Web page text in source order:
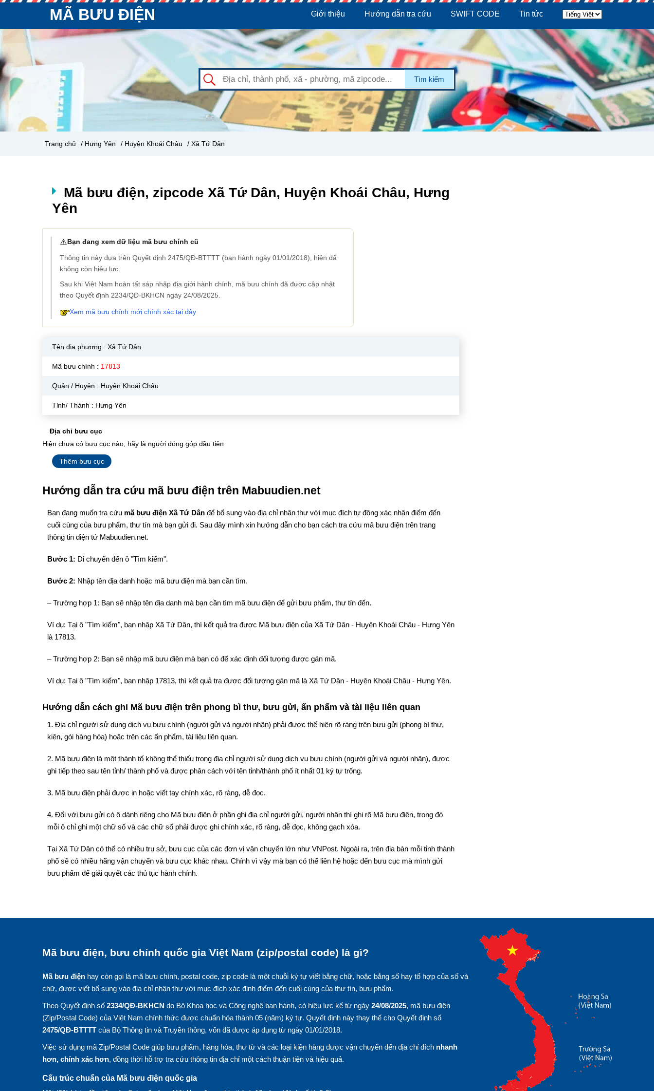
MÃ BƯU ĐIỆN Giới thiệu Hướng dẫn tra cứu SWIFT CODE Tin tức
Tìm kiếm
Trang chủ / Hưng Yên / Huyện Khoái Châu / Xã Tứ Dân
Mã bưu điện, zipcode Xã Tứ Dân, Huyện Khoái Châu, Hưng
Yên
⚠️Bạn đang xem dữ liệu mã bưu chính cũ
Thông tin này dựa trên Quyết định 2475/QĐ-BTTTT (ban hành ngày 01/01/2018), hiện đã
không còn hiệu lực.
Sau khi Việt Nam hoàn tất sáp nhập địa giới hành chính, mã bưu chính đã được cập nhật
theo Quyết định 2234/QĐ-BKHCN ngày 24/08/2025.
Xem mã bưu chính mới chính xác tại đây
Tên địa phương : Xã Tứ Dân
Mã bưu chính : 17813
Quận / Huyện : Huyện Khoái Châu
Tỉnh/ Thành : Hưng Yên
Địa chỉ bưu cục
Hiện chưa có bưu cục nào, hãy là người đóng góp đầu tiên
Thêm bưu cục
Hướng dẫn tra cứu mã bưu điện trên Mabuudien.net
Bạn đang muốn tra cứu mã bưu điện Xã Tứ Dân để bổ sung vào địa chỉ nhận thư với mục đích tự động xác nhận điểm đến
cuối cùng của bưu phẩm, thư tín mà bạn gửi đi. Sau đây mình xin hướng dẫn cho bạn cách tra cứu mã bưu điện trên trang
thông tin điện tử Mabuudien.net.
Bước 1: Di chuyển đến ô "Tìm kiếm".
Bước 2: Nhập tên địa danh hoặc mã bưu điện mà bạn cần tìm.
– Trường hợp 1: Bạn sẽ nhập tên địa danh mà bạn cần tìm mã bưu điện để gửi bưu phẩm, thư tín đến.
Ví dụ: Tại ô "Tìm kiếm", bạn nhập Xã Tứ Dân, thì kết quả tra được Mã bưu điện của Xã Tứ Dân - Huyện Khoái Châu - Hưng Yên
là 17813.
– Trường hợp 2: Bạn sẽ nhập mã bưu điện mà bạn có để xác định đối tượng được gán mã.
Ví dụ: Tại ô "Tìm kiếm", bạn nhập 17813, thì kết quả tra được đối tượng gán mã là Xã Tứ Dân - Huyện Khoái Châu - Hưng Yên.
Hướng dẫn cách ghi Mã bưu điện trên phong bì thư, bưu gửi, ấn phẩm và tài liệu liên quan
1. Địa chỉ người sử dụng dịch vụ bưu chính (người gửi và người nhận) phải được thể hiện rõ ràng trên bưu gửi (phong bì thư,
kiện, gói hàng hóa) hoặc trên các ấn phẩm, tài liệu liên quan.
2. Mã bưu điện là một thành tố không thể thiếu trong địa chỉ người sử dụng dịch vụ bưu chính (người gửi và người nhận), được
ghi tiếp theo sau tên tỉnh/ thành phố và được phân cách với tên tỉnh/thành phố ít nhất 01 ký tự trống.
3. Mã bưu điện phải được in hoặc viết tay chính xác, rõ ràng, dễ đọc.
4. Đối với bưu gửi có ô dành riêng cho Mã bưu điện ở phần ghi địa chỉ người gửi, người nhận thì ghi rõ Mã bưu điện, trong đó
mỗi ô chỉ ghi một chữ số và các chữ số phải được ghi chính xác, rõ ràng, dễ đọc, không gạch xóa.
Tại Xã Tứ Dân có thể có nhiều trụ sở, bưu cục của các đơn vị vận chuyển lớn như VNPost. Ngoài ra, trên địa bàn mỗi tỉnh thành
phố sẽ có nhiều hãng vận chuyển và bưu cục khác nhau. Chính vì vậy mà bạn có thể liên hệ hoặc đến bưu cục mà mình gửi
bưu phẩm để giải quyết các thủ tục hành chính.
Mã bưu điện, bưu chính quốc gia Việt Nam (zip/postal code) là gì?
Mã bưu điện hay còn gọi là mã bưu chính, postal code, zip code là một chuỗi ký tự viết bằng chữ, hoặc bằng số hay tổ hợp của số và
chữ, được viết bổ sung vào địa chỉ nhận thư với mục đích xác định điểm đến cuối cùng của thư tín, bưu phẩm.
Theo Quyết định số 2334/QĐ-BKHCN do Bộ Khoa học và Công nghệ ban hành, có hiệu lực kể từ ngày 24/08/2025, mã bưu điện
(Zip/Postal Code) của Việt Nam chính thức được chuẩn hóa thành 05 (năm) ký tự. Quyết định này thay thế cho Quyết định số
2475/QĐ-BTTTT của Bộ Thông tin và Truyền thông, vốn đã được áp dụng từ ngày 01/01/2018.
Việc sử dụng mã Zip/Postal Code giúp bưu phẩm, hàng hóa, thư từ và các loại kiện hàng được vận chuyển đến địa chỉ đích nhanh
hơn, chính xác hơn, đồng thời hỗ trợ tra cứu thông tin địa chỉ một cách thuận tiện và hiệu quả.
Cấu trúc chuẩn của Mã bưu điện quốc gia